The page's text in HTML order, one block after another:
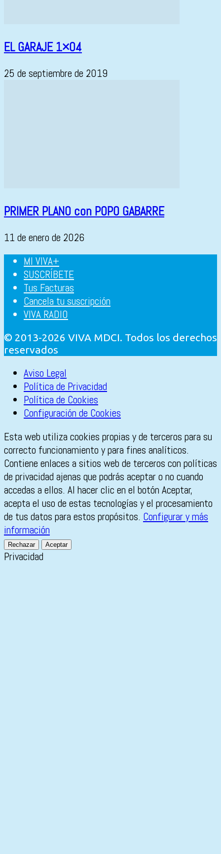
EL GARAJE 1×04
25 de septiembre de 2019
PRIMER PLANO con POPO GABARRE
11 de enero de 2026
MI VIVA+
SUSCRÍBETE
Tus Facturas
Cancela tu suscripción
VIVA RADIO
© 2013-2026 VIVA MDCI. Todos los derechos
reservados
Aviso Legal
Política de Privacidad
Política de Cookies
Configuración de Cookies
Esta web utiliza cookies propias y de terceros para su
correcto funcionamiento y para fines analíticos.
Contiene enlaces a sitios web de terceros con políticas
de privacidad ajenas que podrás aceptar o no cuando
accedas a ellos. Al hacer clic en el botón Aceptar,
acepta el uso de estas tecnologías y el procesamiento
de tus datos para estos propósitos. Configurar y más
información
Rechazar Aceptar
Privacidad